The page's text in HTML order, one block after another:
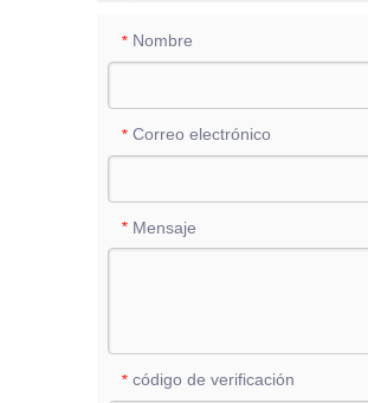
* Nombre
* Correo electrónico
* Mensaje
* código de verificación